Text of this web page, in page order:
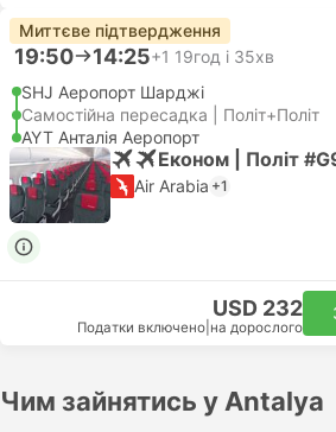
Миттєве підтвердження
19:50 14:25+1 19год і 35хв
SHJ Аеропорт Шарджі
Самостійна пересадка | Політ+Політ
AYT Анталія Аеропорт
Економ | Політ
Air Arabia +1
USD 232
Податки включено на дорослого
Чим зайнятись у Antalya